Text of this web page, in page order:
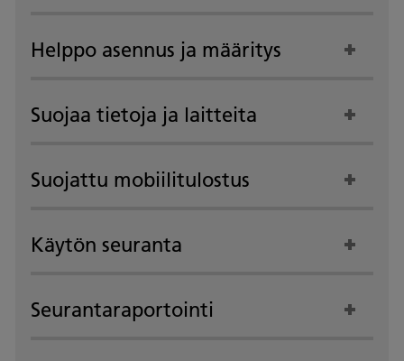
Helppo asennus ja määritys
Suojaa tietoja ja laitteita
Suojattu mobiilitulostus
Käytön seuranta
Seurantaraportointi